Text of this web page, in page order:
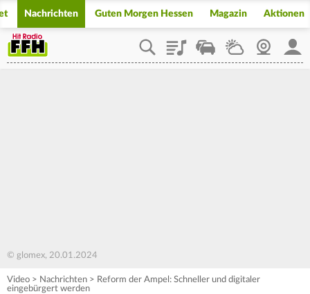
Nachrichten Guten Morgen Hessen Magazin Aktionen
PlaylistStaupilotWetterWebcam
© glomex, 20.01.2024
Video > Nachrichten > Reform der Ampel: Schneller und digitaler
eingebürgert werden